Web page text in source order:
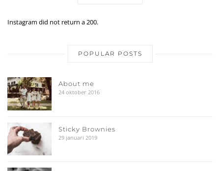
Instagram did not return a 200.
POPULAR POSTS
About me
24 oktober 2016
Sticky Brownies
29 januari 2019